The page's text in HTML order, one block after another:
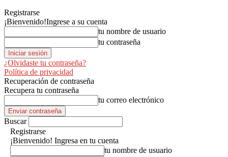
Registrarse
¡Bienvenido!Ingrese a su cuenta
tu nombre de usuario
tu contraseña
¿Olvidaste tu contraseña?
Política de privacidad
Recuperación de contraseña
Recupera tu contraseña
tu correo electrónico
Buscar
Registrarse
¡Bienvenido! Ingresa en tu cuenta
tu nombre de usuario